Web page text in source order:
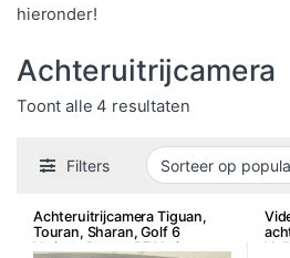
hieronder!
Achteruitrijcamera
Toont alle 4 resultatenGesorteerd
Filters
Achteruitrijcamera Tiguan,
Touran, Sharan, Golf 6
Variant, Passat B7 Variant